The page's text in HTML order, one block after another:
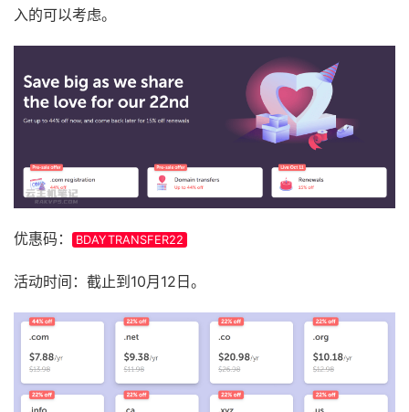
入的可以考虑。
优惠码： BDAYTRANSFER22
活动时间：截止到10月12日。